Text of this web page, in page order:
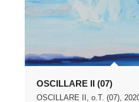
OSCILLARE II (07)
OSCILLARE II, o.T. (07),